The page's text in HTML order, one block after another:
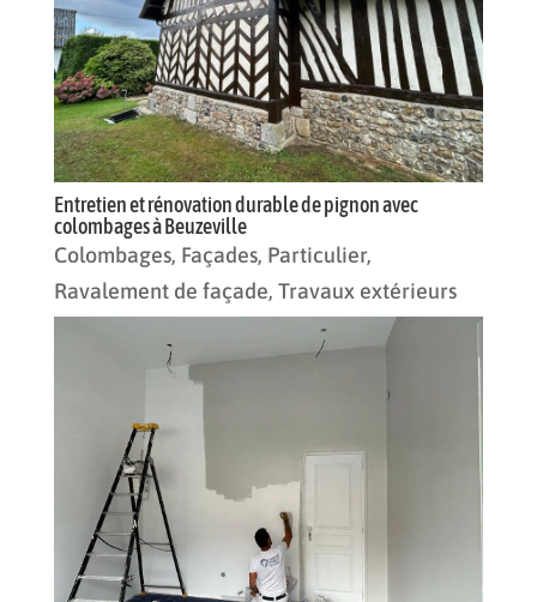
Entretien et rénovation durable de pignon avec
colombages à Beuzeville
Colombages, Façades, Particulier,
Ravalement de façade, Travaux extérieurs